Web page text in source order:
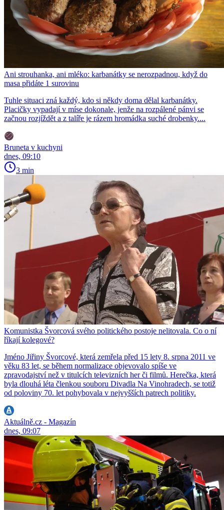
Ani strouhanka, ani mléko: karbanátky se nerozpadnou, když do
masa přidáte 1 surovinu
Tuhle situaci zná každý, kdo si někdy doma dělal karbanátky.
Placičky vypadají v míse dokonale, jenže na rozpálené pánvi se
začnou rozjíždět a z talíře je rázem hromádka suché drobenky....
Bruneta v kuchyni
dnes, 09:10
3 min
Komunistka Švorcová svého politického postoje nelitovala. Co o ní
říkají kolegové?
Jméno Jiřiny Švorcové, která zemřela před 15 lety 8. srpna 2011 ve
věku 83 let, se během normalizace objevovalo spíše ve
zpravodajství než v titulcích televizních her či filmů. Herečka, která
byla dlouhá léta členkou souboru Divadla Na Vinohradech, se totiž
od poloviny 70. let pohybovala v nejvyšších patrech politiky.
Aktuálně.cz - Magazín
dnes, 09:07